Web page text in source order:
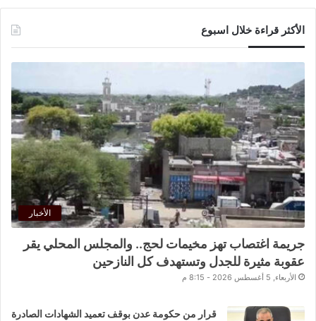
الأكثر قراءة خلال اسبوع
الأخبار
جريمة اغتصاب تهز مخيمات لحج.. والمجلس المحلي يقر
عقوبة مثيرة للجدل وتستهدف كل النازحين
الأربعاء, 5 أغسطس 2026 - 8:15 م
قرار من حكومة عدن بوقف تعميد الشهادات الصادرة